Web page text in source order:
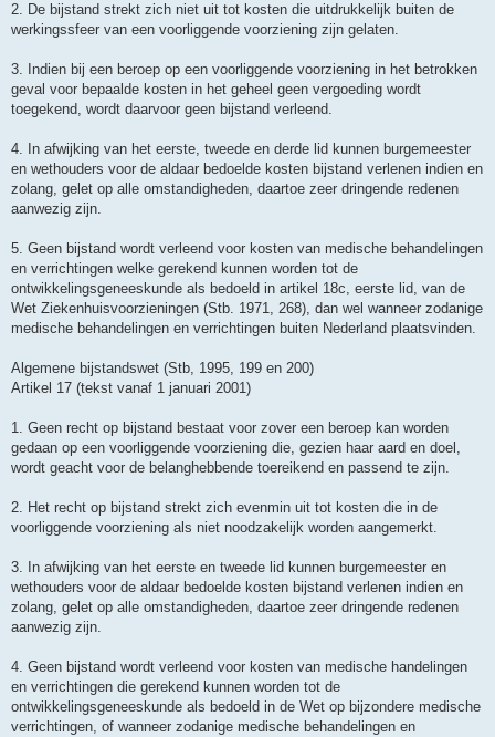
2. De bijstand strekt zich niet uit tot kosten die uitdrukkelijk buiten de
werkingssfeer van een voorliggende voorziening zijn gelaten.
3. Indien bij een beroep op een voorliggende voorziening in het betrokken
geval voor bepaalde kosten in het geheel geen vergoeding wordt
toegekend, wordt daarvoor geen bijstand verleend.
4. In afwijking van het eerste, tweede en derde lid kunnen burgemeester
en wethouders voor de aldaar bedoelde kosten bijstand verlenen indien en
zolang, gelet op alle omstandigheden, daartoe zeer dringende redenen
aanwezig zijn.
5. Geen bijstand wordt verleend voor kosten van medische behandelingen
en verrichtingen welke gerekend kunnen worden tot de
ontwikkelingsgeneeskunde als bedoeld in artikel 18c, eerste lid, van de
Wet Ziekenhuisvoorzieningen (Stb. 1971, 268), dan wel wanneer zodanige
medische behandelingen en verrichtingen buiten Nederland plaatsvinden.
Algemene bijstandswet (Stb, 1995, 199 en 200)
Artikel 17 (tekst vanaf 1 januari 2001)
1. Geen recht op bijstand bestaat voor zover een beroep kan worden
gedaan op een voorliggende voorziening die, gezien haar aard en doel,
wordt geacht voor de belanghebbende toereikend en passend te zijn.
2. Het recht op bijstand strekt zich evenmin uit tot kosten die in de
voorliggende voorziening als niet noodzakelijk worden aangemerkt.
3. In afwijking van het eerste en tweede lid kunnen burgemeester en
wethouders voor de aldaar bedoelde kosten bijstand verlenen indien en
zolang, gelet op alle omstandigheden, daartoe zeer dringende redenen
aanwezig zijn.
4. Geen bijstand wordt verleend voor kosten van medische handelingen
en verrichtingen die gerekend kunnen worden tot de
ontwikkelingsgeneeskunde als bedoeld in de Wet op bijzondere medische
verrichtingen, of wanneer zodanige medische behandelingen en